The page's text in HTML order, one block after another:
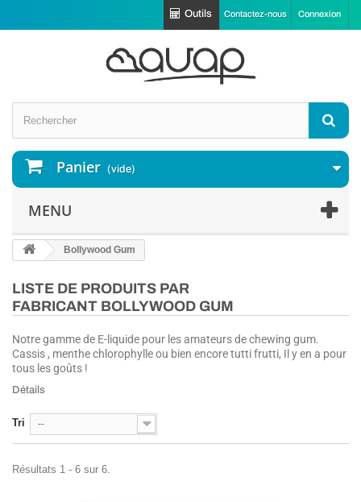
Connexion
Contactez-nous
Outils
Panier (vide)
MENU
Bollywood Gum
LISTE DE PRODUITS PAR
FABRICANT BOLLYWOOD GUM
Notre gamme de E-liquide pour les amateurs de chewing gum.
Cassis , menthe chlorophylle ou bien encore tutti frutti, Il y en a pour
tous les goûts !
Détails
Tri --
Résultats 1 - 6 sur 6.